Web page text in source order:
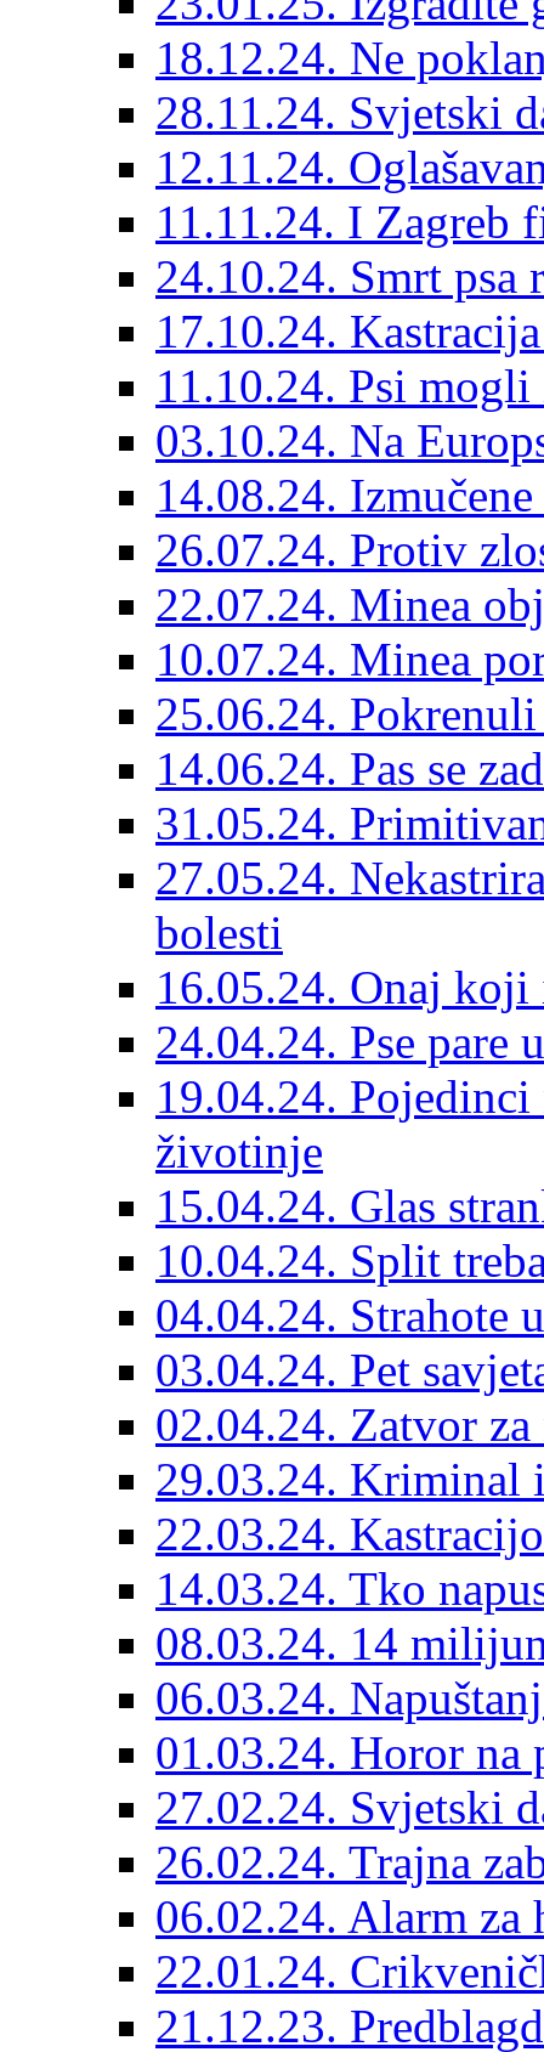
18.12.24. Ne
28.11.24. Svjetski
12.11.24.
11.11.24. I Zagreb
24.10.24. Smrt psa
17.10.24.
11.10.24. Psi
03.10.24. Na
14.08.24.
26.07.24. Protiv
22.07.24. Minea
10.07.24. Minea
25.06.24.
14.06.24. Pas se
31.05.24.
27.05.24.
bolesti
16.05.24. Onaj koji
24.04.24. Pse pare
19.04.24.
životinje
15.04.24. Glas
10.04.24. Split
04.04.24. Strahote
03.04.24. Pet
02.04.24. Zatvor
29.03.24. Kriminal
22.03.24.
14.03.24. Tko
08.03.24. 14
06.03.24.
01.03.24. Horor na
27.02.24. Svjetski
26.02.24. Trajna
06.02.24. Alarm
22.01.24.
21.12.23.